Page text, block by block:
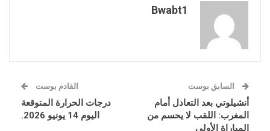
Bwabt1
السابق بوست
أنشيلوتي بعد التعادل أمام
المغرب: اللقب لا يحسم من
المباراة الأولى
القادم بوست
درجات الحرارة المتوقعة
اليوم 14 يونيو 2026.